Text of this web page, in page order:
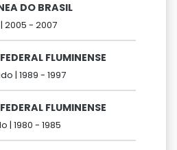
DO BRASIL
2005 - 2007
FLUMINENSE
| 1989 - 1997
FLUMINENSE
| 1980 - 1985